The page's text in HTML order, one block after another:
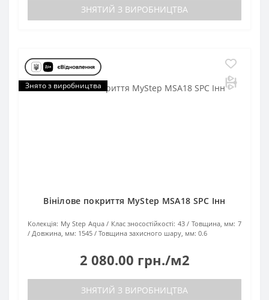
ЗНЯТИЙ З ВИРОБНИЦТВА
Знято з виробництва
Вінілове покриття MyStep MSA18 SPC Інн
Колекція: My Step Aqua Клас зносостійкості: 43 Товщина, мм: 7
Довжина, мм: 1545 Товщина захисного шару, мм: 0.6
2 080.00 грн./м2
ЗНЯТИЙ З ВИРОБНИЦТВА